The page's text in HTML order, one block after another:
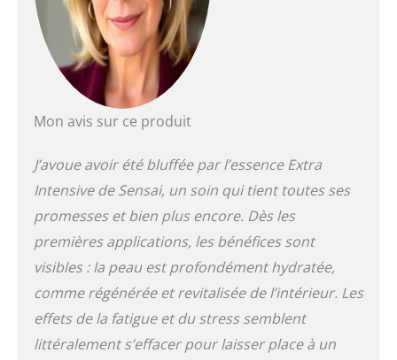
Mon avis sur ce produit
J’avoue avoir été bluffée par l’essence Extra
Intensive de Sensai, un soin qui tient toutes ses
promesses et bien plus encore. Dès les
premières applications, les bénéfices sont
visibles : la peau est profondément hydratée,
comme régénérée et revitalisée de l’intérieur. Les
effets de la fatigue et du stress semblent
littéralement s’effacer pour laisser place à un